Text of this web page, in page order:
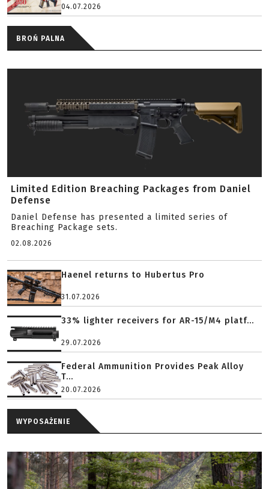
04.07.2026
BROŃ PALNA
Limited Edition Breaching Packages from Daniel
Defense
Daniel Defense has presented a limited series of
Breaching Package sets.
02.08.2026
Haenel returns to Hubertus Pro
31.07.2026
33% lighter receivers for AR-15/M4 platf...
29.07.2026
Federal Ammunition Provides Peak Alloy
T...
20.07.2026
WYPOSAŻENIE